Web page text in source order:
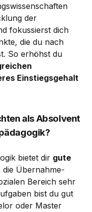
der
fokussierst dich
die du nach
So erhöhst du
Einstiegsgehalt
als Absolvent
bietet dir gute
die Übernahme-
Bereich sehr
bist du gut
oder Master